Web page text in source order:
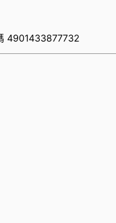
4901433877732